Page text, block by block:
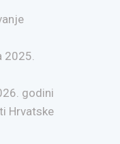
2025.
godini
Hrvatske